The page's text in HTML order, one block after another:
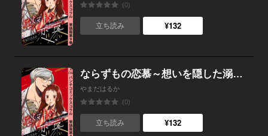
(0)
立ち読み ¥132
ならずもの恋慕～想いを隠した溺愛ヤクザ～ 単話版第8巻
やまだはるか
(0)
立ち読み ¥132